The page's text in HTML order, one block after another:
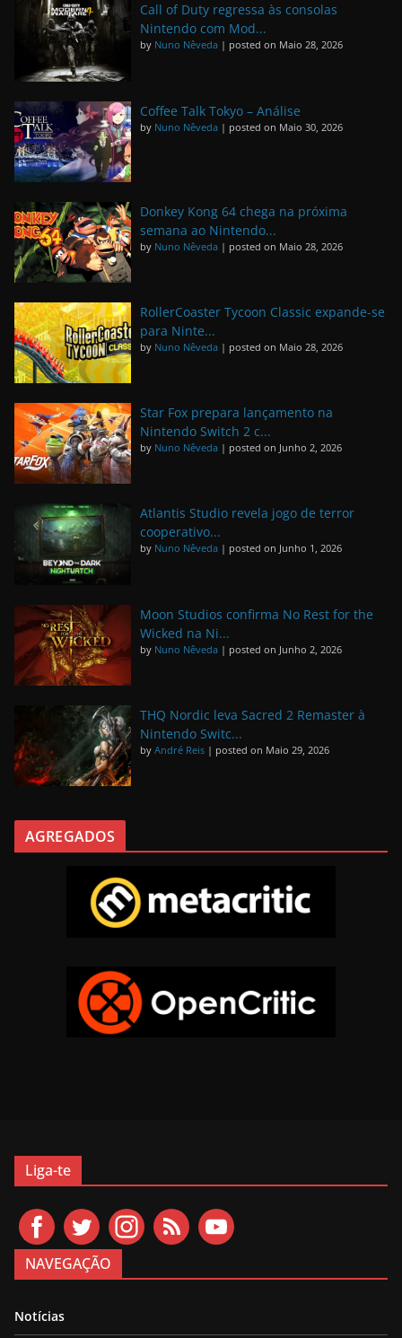
Call of Duty regressa às consolas
Nintendo com Mod...
by Nuno Nêveda | posted on Maio 28, 2026
Coffee Talk Tokyo – Análise
by Nuno Nêveda | posted on Maio 30, 2026
Donkey Kong 64 chega na próxima
semana ao Nintendo...
by Nuno Nêveda | posted on Maio 28, 2026
RollerCoaster Tycoon Classic expande-se
para Ninte...
by Nuno Nêveda | posted on Maio 28, 2026
Star Fox prepara lançamento na
Nintendo Switch 2 c...
by Nuno Nêveda | posted on Junho 2, 2026
Atlantis Studio revela jogo de terror
cooperativo...
by Nuno Nêveda | posted on Junho 1, 2026
Moon Studios confirma No Rest for the
Wicked na Ni...
by Nuno Nêveda | posted on Junho 2, 2026
THQ Nordic leva Sacred 2 Remaster à
Nintendo Switc...
by André Reis | posted on Maio 29, 2026
AGREGADOS
Liga-te
NAVEGAÇÃO
Notícias